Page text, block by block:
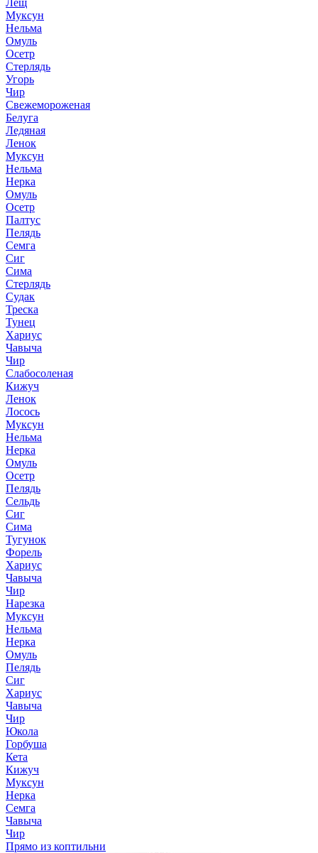
Лещ
Муксун
Нельма
Омуль
Осетр
Стерлядь
Угорь
Чир
Свежемороженая
Белуга
Ледяная
Ленок
Муксун
Нельма
Нерка
Омуль
Осетр
Палтус
Пелядь
Семга
Сиг
Сима
Стерлядь
Судак
Треска
Тунец
Хариус
Чавыча
Чир
Слабосоленая
Кижуч
Ленок
Лосось
Муксун
Нельма
Нерка
Омуль
Осетр
Пелядь
Сельдь
Сиг
Сима
Тугунок
Форель
Хариус
Чавыча
Чир
Нарезка
Муксун
Нельма
Нерка
Омуль
Пелядь
Сиг
Хариус
Чавыча
Чир
Юкола
Горбуша
Кета
Кижуч
Муксун
Нерка
Семга
Чавыча
Чир
Прямо из коптильни